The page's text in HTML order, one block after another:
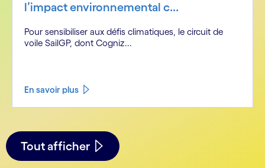
l’impact environnemental c...
Pour sensibiliser aux défis climatiques, le circuit de
voile SailGP, dont Cogniz...
En savoir plus
Tout afficher